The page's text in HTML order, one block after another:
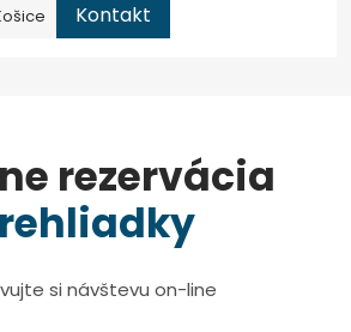
Kontakt
rezervácia
si návštevu on-line